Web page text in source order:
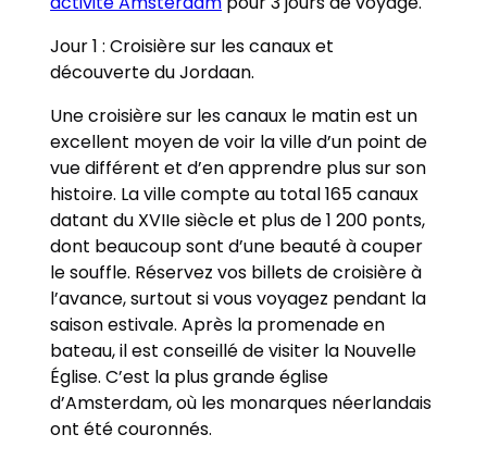
Jour 1 : Croisière sur les canaux et
découverte du Jordaan.
Une croisière sur les canaux le matin est un
excellent moyen de voir la ville d’un point de
vue différent et d’en apprendre plus sur son
histoire. La ville compte au total 165 canaux
datant du XVIIe siècle et plus de 1 200 ponts,
dont beaucoup sont d’une beauté à couper
le souffle. Réservez vos billets de croisière à
l’avance, surtout si vous voyagez pendant la
saison estivale. Après la promenade en
bateau, il est conseillé de visiter la Nouvelle
Église. C’est la plus grande église
d’Amsterdam, où les monarques néerlandais
ont été couronnés.